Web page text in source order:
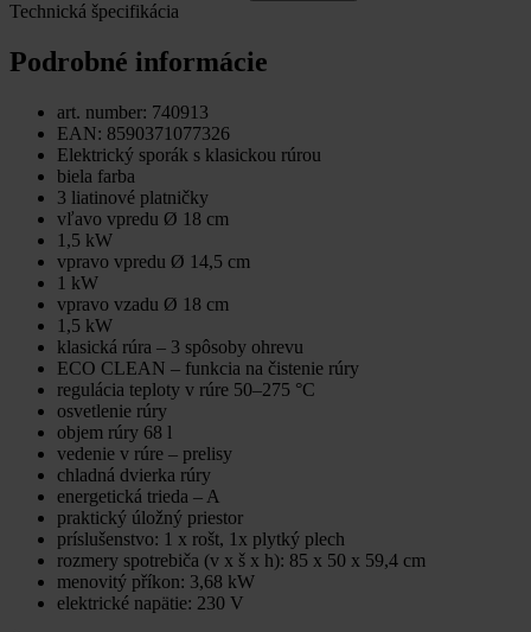
Technická špecifikácia
Podrobné informácie
art. number: 740913
EAN: 8590371077326
Elektrický sporák s klasickou rúrou
biela farba
3 liatinové platničky
vľavo vpredu Ø 18 cm
1,5 kW
vpravo vpredu Ø 14,5 cm
1 kW
vpravo vzadu Ø 18 cm
1,5 kW
klasická rúra – 3 spôsoby ohrevu
ECO CLEAN – funkcia na čistenie rúry
regulácia teploty v rúre 50–275 °C
osvetlenie rúry
objem rúry 68 l
vedenie v rúre – prelisy
chladná dvierka rúry
energetická trieda – A
praktický úložný priestor
príslušenstvo: 1 x rošt, 1x plytký plech
rozmery spotrebiča (v x š x h): 85 x 50 x 59,4 cm
menovitý příkon: 3,68 kW
elektrické napätie: 230 V